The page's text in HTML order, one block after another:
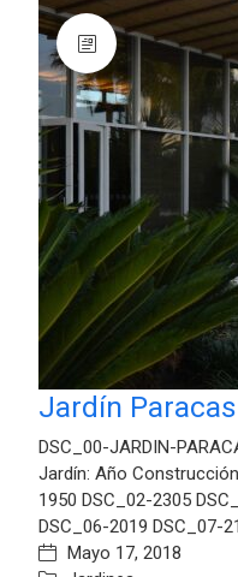
Jardín Paracas
DSC_00-JARDIN-
Jardín: Año
1950 DSC_02-2305
DSC_06-2019 DSC_07-
Mayo 17, 2018